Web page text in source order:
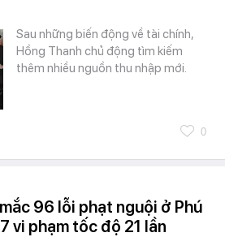
Sau những biến động về tài chính,
Hồng Thanh chủ động tìm kiếm
thêm nhiều nguồn thu nhập mới.
0
96 lỗi phạt nguội ở Phú
vi phạm tốc độ 21 lần